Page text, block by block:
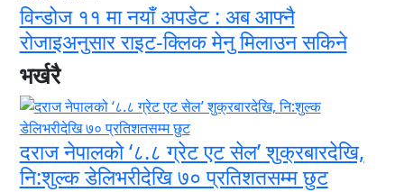
विन्डोज ११ मा नयाँ अपडेट : अब आफ्नै
रोजाइअनुसार राइट-क्लिक मेनु मिलाउन सकिने
भर्खरै
दराज नेपालको ‘८.८ ग्रेट एट सेल’ शुक्रबारदेखि,
नि:शुल्क डेलिभरीदेखि ७० प्रतिशतसम्म छुट